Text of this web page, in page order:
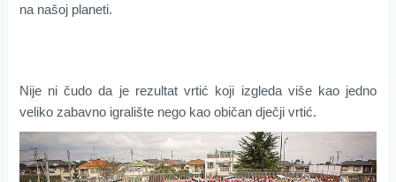
na našoj planeti.
Nije ni čudo da je rezultat vrtić koji izgleda više kao jedno
veliko zabavno igralište nego kao običan dječji vrtić.